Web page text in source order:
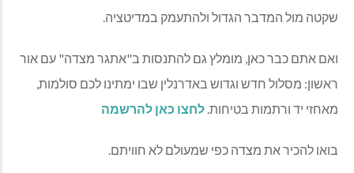
שקטה מול המדבר הגדול ולהתעמק במדיטציה.
ואם אתם כבר כאן, מומלץ גם להתנסות ב"אתגר מצדה" עם אור
ראשון: מסלול חדש וגדוש באדרנלין שבו ימתינו לכם סולמות,
מאחזי יד ורתמות בטיחות. לחצו כאן להרשמה
בואו להכיר את מצדה כפי שמעולם לא חוויתם.